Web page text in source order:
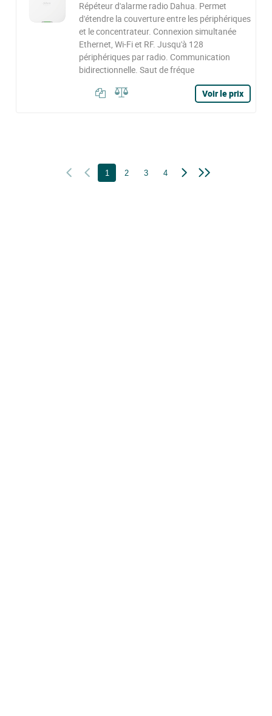
Répéteur d'alarme radio Dahua. Permet
d'étendre la couverture entre les périphériques
et le concentrateur. Connexion simultanée
Ethernet, Wi-Fi et RF. Jusqu'à 128
périphériques par radio. Communication
bidirectionnelle. Saut de fréque
Voir le prix
1 2 3 4